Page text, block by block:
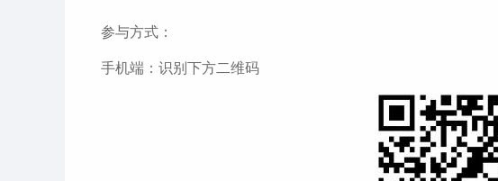
参与方式：
手机端：识别下方二维码